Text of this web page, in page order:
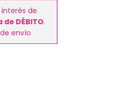
interés de
DÉBITO.
envío